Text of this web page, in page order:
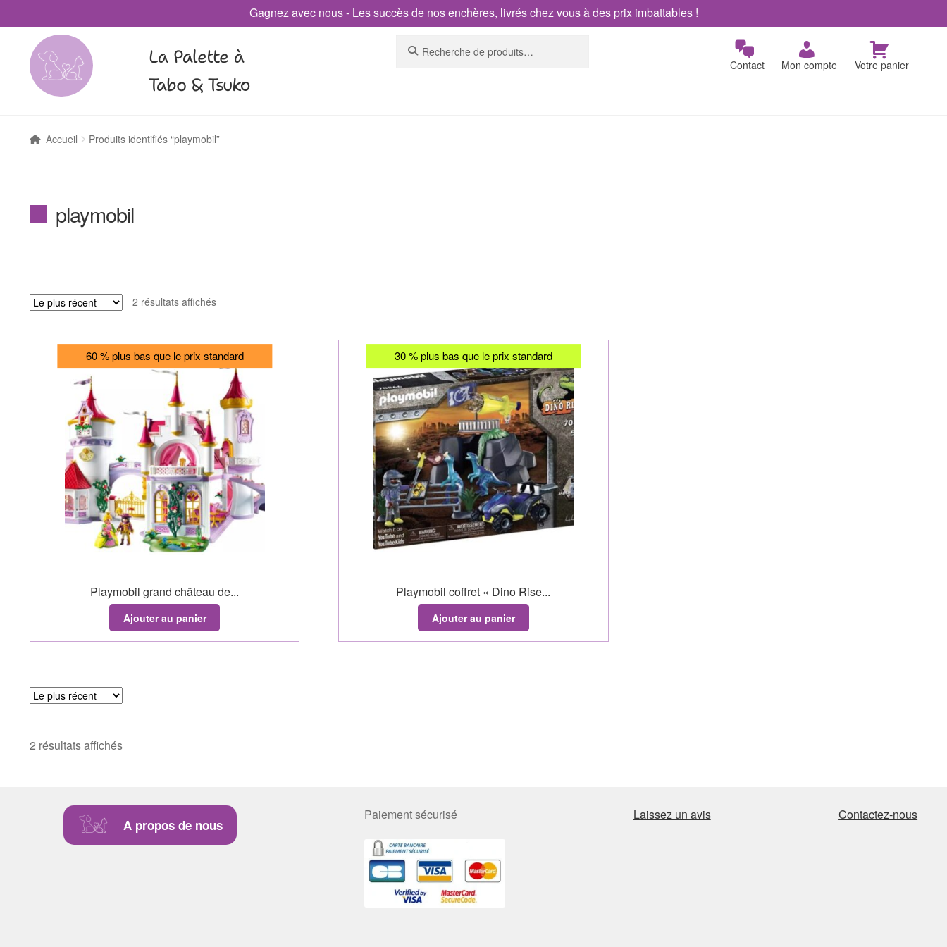
Gagnez avec nous - Les succès de nos enchères, livrés chez vous à des prix imbattables !
La Palette à
Tabo & Tsuko
Contact
Mon compte Votre panier
Accueil Produits identifiés “playmobil”
playmobil
2 résultats affichés
60 % plus bas que le prix standard
Playmobil grand château de...
Ajouter au panier
30 % plus bas que le prix standard
Playmobil coffret « Dino Rise...
Ajouter au panier
2 résultats affichés
A propos de nous
Paiement sécurisé Laissez un avis Contactez-nous